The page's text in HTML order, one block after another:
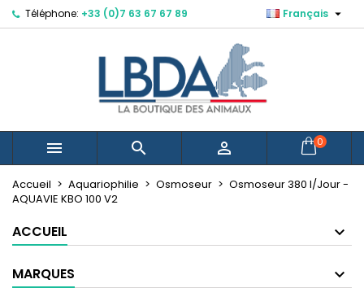
Téléphone: +33 (0)7 63 67 67 89 Français 
   0
Accueil Aquariophilie Osmoseur
Osmoseur 380 l/Jour -
AQUAVIE KBO 100 V2
ACCUEIL
MARQUES
Mes listes d'envies ×
Créer une nouvelle liste
Créer une liste d'envies ×
Nom de la liste d'envies
Annuler Créer une liste d'envies
Connexion ×
Vous devez être connecté pour ajouter des produits
à votre liste d'envies.
Annuler Connexion